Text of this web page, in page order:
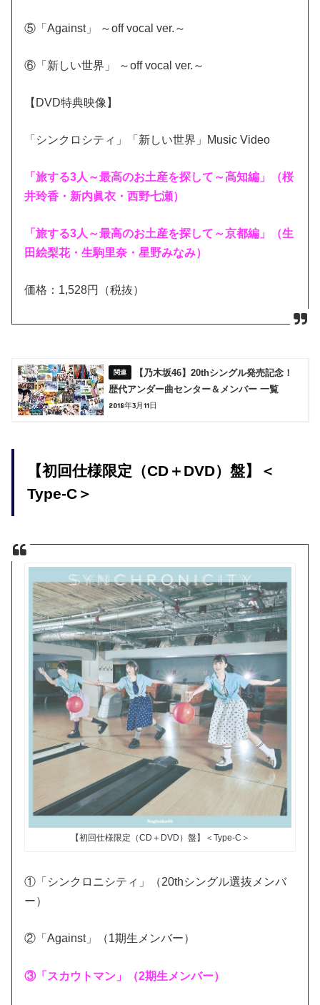
⑤「Against」 ～off vocal ver.～
⑥「新しい世界」 ～off vocal ver.～
【DVD特典映像】
「シンクロシティ」「新しい世界」Music Video
「旅する3人～最高のお土産を探して～高知編」（桜
井玲香・新内眞衣・西野七瀬）
「旅する3人～最高のお土産を探して～京都編」（生
田絵梨花・生駒里奈・星野みなみ）
価格：1,528円（税抜）
【乃木坂46】20thシングル発売記念！
歴代アンダー曲センター＆メンバー 一覧
2018年3月11日
【初回仕様限定（CD＋DVD）盤】＜
Type-C＞
【初回仕様限定（CD＋DVD）盤】＜Type-C＞
①「シンクロニシティ」（20thシングル選抜メンバ
ー）
②「Against」（1期生メンバー）
③「スカウトマン」（2期生メンバー）